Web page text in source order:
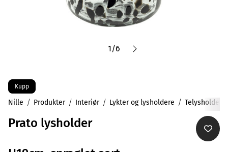
1/6
Kupp
Nille Produkter Interiør Lykter og lysholdere Telysholdere
Prato lysholder